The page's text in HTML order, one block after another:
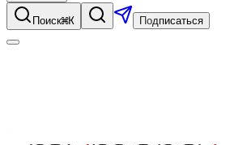
Поиск⌘K Подписаться